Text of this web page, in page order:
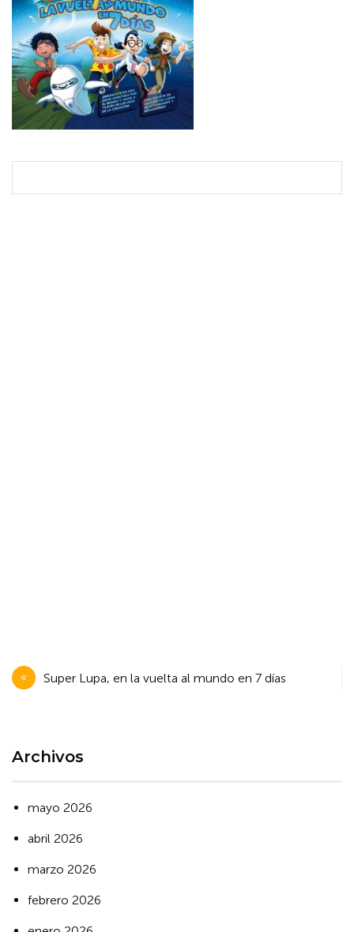
Navegación
de
Super Lupa, en la vuelta al mundo en 7 días
Archivos
mayo 2026
abril 2026
marzo 2026
febrero 2026